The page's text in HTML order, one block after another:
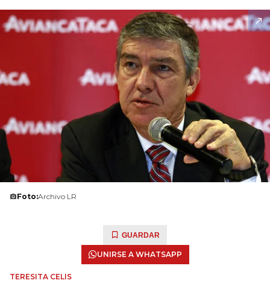
Foto:Archivo LR
GUARDAR
UNIRSE A WHATSAPP
TERESITA CELIS